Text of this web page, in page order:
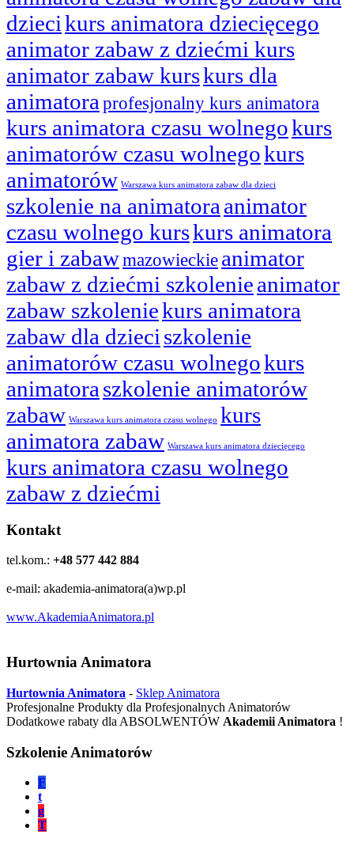
dziecikurs animatora dziecięcego
animator zabaw z dziećmi kurs
animator zabaw kurskurs dla
animatora profesjonalny kurs animatora
kurs animatora czasu wolnegokurs
animatorów czasu wolnegokurs
animatorów Warszawa kurs animatora zabaw dla dzieci
szkolenie na animatora animator
czasu wolnego kurskurs animatora
gier i zabawmazowieckie animator
zabaw z dziećmi szkolenieanimator
zabaw szkoleniekurs animatora
zabaw dla dzieci szkolenie
animatorów czasu wolnegokurs
animatora szkolenie animatorów
zabaw Warszawa kurs animatora czasu wolnego kurs
animatora zabaw Warszawa kurs animatora dziecięcego
kurs animatora czasu wolnego
zabaw z dziećmi
Kontakt
tel.kom.: +48 577 442 884
e-mail: akademia-animatora(a)wp.pl
www.AkademiaAnimatora.pl
Hurtownia Animatora
Hurtownia Animatora - Sklep Animatora
Profesjonalne Produkty dla Profesjonalnych Animatorów
Dodatkowe rabaty dla ABSOLWENTÓW Akademii Animatora !
Szkolenie Animatorów
F
t
g
T